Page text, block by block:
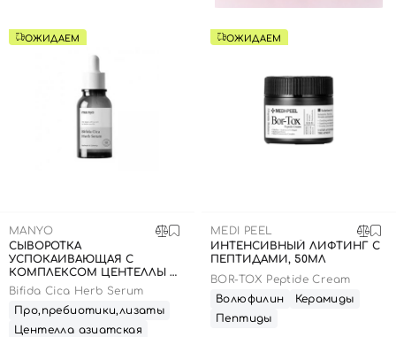
ОЖИДАЕМ
MANYO
СЫВОРОТКА
УСПОКАИВАЮЩАЯ С
КОМПЛЕКСОМ ЦЕНТЕЛЛЫ И
БИФИДОБАКТЕРИЯМИ, 50
Bifida Cica Herb Serum
Про,пребиотики,лизаты
Центелла азиатская
ОЖИДАЕМ
MEDI PEEL
ИНТЕНСИВНЫЙ ЛИФТИНГ С
ПЕПТИДАМИ, 50МЛ
BOR-TOX Peptide Cream
Волюфилин
Керамиды
Пептиды